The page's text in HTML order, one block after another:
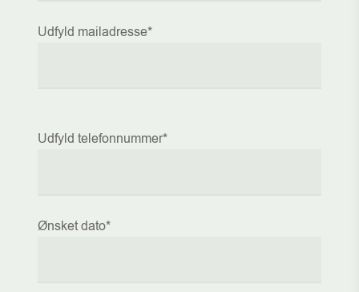
Udfyld mailadresse*
Udfyld telefonnummer*
Ønsket dato*